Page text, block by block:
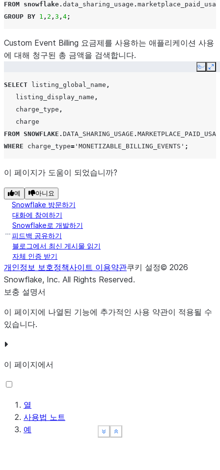
니다.
추가적인
추가
UNIT_PRICE
CHARGE DECIMAL 오늘 이 라
CURRENCY
Show less
See more
FROM snowflake. data_sharing_usage .
GROUP BY 1 , 2 , 3 , 4;
Show less
See more
Custom Event Billing 요금제를 사용하는 애플리케이션 사용
에 대해 청구된 총 금액을 검색합니다.
Copy
SELECT listing_global_name ,
listing_display_name ,
charge_type ,
charge
FROM SNOWFLAKE . DATA_SHARING_USAGE .
WHERE
charge_type= 'MONETIZABLE_BILLING_EVENTS' ;
Show less
See more
이 페이지가 도움이 되었습니까?
예 아니요
Snowflake 방문하기
대화에 참여하기
Snowflake로 개발하기
피드백 공유하기
블로그에서 최신 게시물 읽기
자체 인증 받기
개인정보 보호정책사이트 이용약관쿠키 설정© 2026
Snowflake, Inc. All Rights Reserved.
보충 설명서
이 페이지에 나열된 기능에 추가적인 사용 약관이 적용될 수
있습니다.
이 페이지에서
열
사용법 노트
예